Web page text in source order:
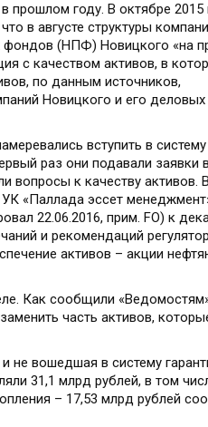
прошлом году. В октябре 2015
в августе структуры
фондов (НПФ) Новицкого «на
с качеством активов, в
по данным источников,
Новицкого и его деловых
вступить в систему
раз они подавали заявки
вопросы к качеству активов.
«Паллада эссет
22.06.2016, прим. FO) к
и рекомендаций
активов – акции
Как сообщили
часть активов,
не вошедшая в систему
31,1 млрд рублей, в том
– 17,53 млрд рублей